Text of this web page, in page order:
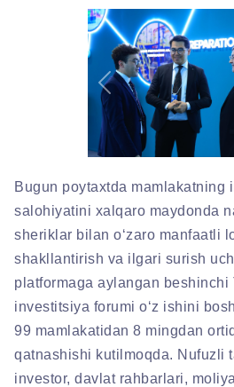
Previous
Bugun poytaxtda mamlakatning
salohiyatini xalqaro maydonda
sheriklar bilan o‘zaro manfaatli
shakllantirish va ilgari surish
platformaga aylangan beshinchi
investitsiya forumi o‘z ishini
99 mamlakatidan 8 mingdan
qatnashishi kutilmoqda. Nufuzli
investor, davlat rahbarlari,